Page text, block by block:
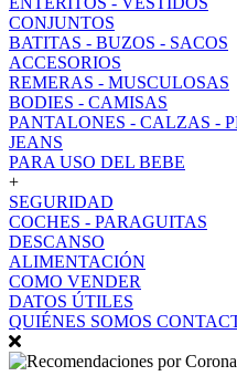
CONJUNTOS
BATITAS - BUZOS - SACOS
ACCESORIOS
REMERAS - MUSCULOSAS
BODIES - CAMISAS
PANTALONES - CALZAS -
JEANS
PARA USO DEL BEBE
+
SEGURIDAD
COCHES - PARAGUITAS
DESCANSO
ALIMENTACIÓN
COMO VENDER
DATOS ÚTILES
QUIÉNES SOMOS